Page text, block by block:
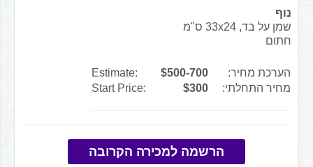
נוף
שמן על בד, 33x24 ס"מ
חתום
הערכת מחיר: $500-700
Estimate:
מחיר התחלתי:
$300
Start Price:
הרשמה למכירה הקרובה